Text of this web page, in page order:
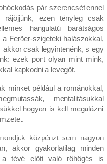
pár szerencsétlennel
rájöjjünk, ezen tényleg csak
hangulatú barátságos
Feröer-szigeteki halászokkal,
akkor csak legyintenénk, s egy
ezek pont olyan mint mink,
kapkodni a levegőt.
minket például a románokkal,
mentalitásukkal
hogyan is kell megalázni
közpénzt sem nagyon
akkor gyakorlatilag minden
tévé előtt való röhögés is